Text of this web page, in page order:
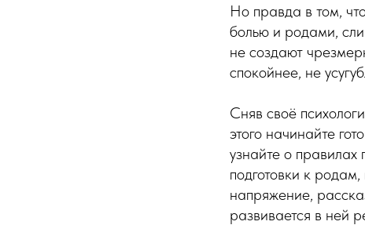
Но правда в том,
болью и родами,
не создают
спокойнее, не
Сняв своё
этого начинайте
узнайте о
подготовки к
напряжение,
развивается в ней